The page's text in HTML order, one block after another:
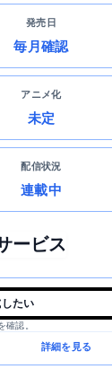
発売日
毎月確認
アニメ化
未定
配信状況
連載中
ービス
たい
確認。
詳細を見る